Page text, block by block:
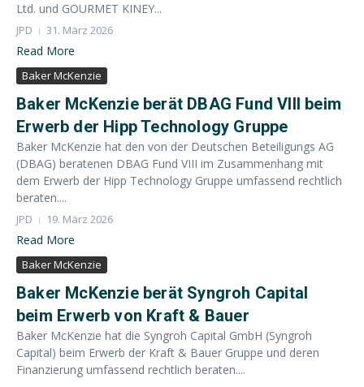
Ltd. und GOURMET KINEY...
JPD 31. März 2026
Read More
Baker McKenzie
Baker McKenzie berät DBAG Fund VIII beim
Erwerb der Hipp Technology Gruppe
Baker McKenzie hat den von der Deutschen Beteiligungs AG
(DBAG) beratenen DBAG Fund VIII im Zusammenhang mit
dem Erwerb der Hipp Technology Gruppe umfassend rechtlich
beraten....
JPD 19. März 2026
Read More
Baker McKenzie
Baker McKenzie berät Syngroh Capital
beim Erwerb von Kraft & Bauer
Baker McKenzie hat die Syngroh Capital GmbH (Syngroh
Capital) beim Erwerb der Kraft & Bauer Gruppe und deren
Finanzierung umfassend rechtlich beraten....